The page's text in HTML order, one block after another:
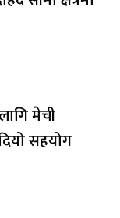
मेची
सहयोग